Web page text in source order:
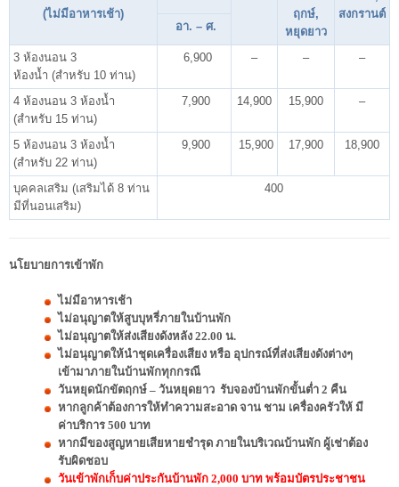
(ไม่มีอาหารเช้า)
ฤกษ์,
หยุดยาว
สงกรานต์
อา. – ศ.
3 ห้องนอน 3
ห้องน้ำ (สำหรับ 10 ท่าน)
6,900 – – –
4 ห้องนอน 3 ห้องน้ำ
(สำหรับ 15 ท่าน)
7,900 14,900 15,900 –
5 ห้องนอน 3 ห้องน้ำ
(สำหรับ 22 ท่าน)
9,900 15,900 17,900 18,900
บุคคลเสริม (เสริมได้ 8 ท่าน
มีที่นอนเสริม)
400
นโยบายการเข้าพัก
ไม่มีอาหารเช้า
ไม่อนุญาตให้สูบบุหรี่ภายในบ้านพัก
ไม่อนุญาตให้ส่งเสียงดังหลัง 22.00 น.
ไม่อนุญาตให้นำชุดเครื่องเสียง หรือ อุปกรณ์ที่ส่งเสียงดังต่างๆ
เข้ามาภายในบ้านพักทุกกรณี
วันหยุดนักขัตฤกษ์ – วันหยุดยาว รับจองบ้านพักขั้นต่ำ 2 คืน
หากลูกค้าต้องการให้ทำความสะอาด จาน ชาม เครื่องครัวให้ มี
ค่าบริการ 500 บาท
หากมีของสูญหายเสียหายชำรุด ภายในบริเวณบ้านพัก ผู้เช่าต้อง
รับผิดชอบ
วันเข้าพักเก็บค่าประกันบ้านพัก 2,000 บาท พร้อมบัตรประชาชน